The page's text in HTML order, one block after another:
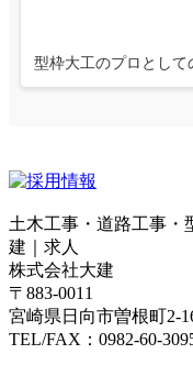
型枠大工のプロとし
土木工事・道路工事・
建｜求人
株式会社大建
〒883-0011
宮崎県日向市曽根町2-
TEL/FAX：0982-60-